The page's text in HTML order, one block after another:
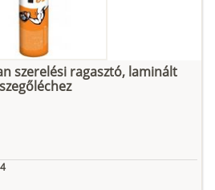
szerelési ragasztó, laminált
szegőléchez